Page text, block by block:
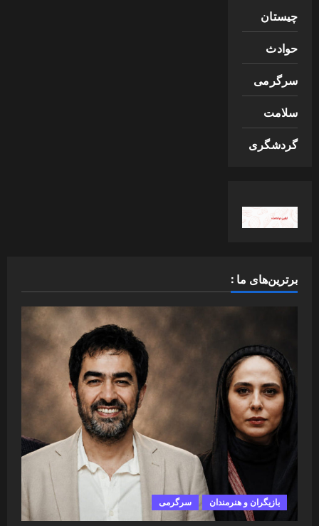
چیستان
حوادث
سرگرمی
سلامت
گردشگری
برترین‌های ما :
بازیگران و هنرمندان سرگرمی